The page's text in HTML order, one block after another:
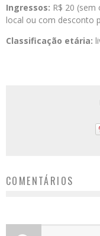
Ingressos: R$ 20
local ou com desconto
Classificação etária:
COMENTÁRIOS